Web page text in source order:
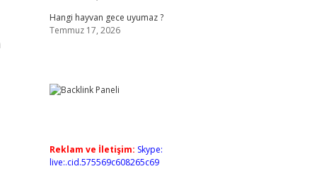
Hangi hayvan gece uyumaz ?
Temmuz 17, 2026
Reklam ve İletişim: Skype:
live:.cid.575569c608265c69